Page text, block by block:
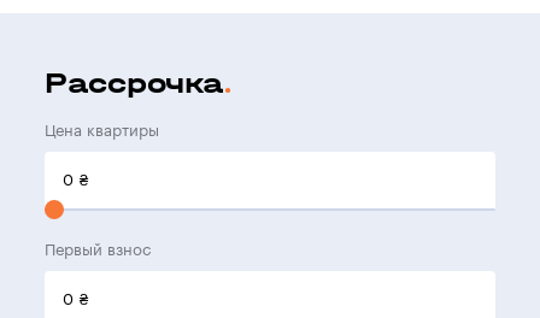
Рассрочка
Цена квартиры
0 ₴
Первый взнос
0 ₴